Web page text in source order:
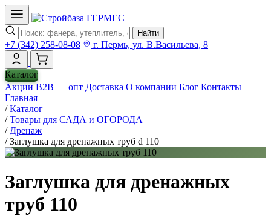
Найти
+7 (342) 258-08-08 г. Пермь, ул. В.Васильева, 8
Каталог
Акции B2B — опт Доставка О компании Блог Контакты
Главная
/ Каталог
/ Товары для САДА и ОГОРОДА
/ Дренаж
/ Заглушка для дренажных труб d 110
Заглушка для дренажных
труб 110